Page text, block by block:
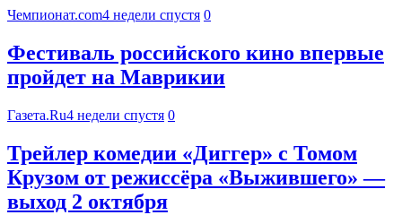
Чемпионат.com4 недели спустя 0
Фестиваль российского кино впервые
пройдет на Маврикии
Газета.Ru4 недели спустя 0
Трейлер комедии «Диггер» с Томом
Крузом от режиссёра «Выжившего» —
выход 2 октября